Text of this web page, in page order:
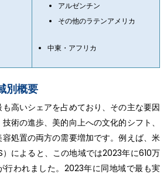
アルゼンチン
その他のラテンアメリカ
中東・アフリカ
別概要
高いシェアを占めており、その主な要因
術の進歩、美的向上への文化的シフト、
処置の両方の需要増加です。例えば、米
）によると、この地域では2023年に610万
行われました。2023年に同地域で最も実